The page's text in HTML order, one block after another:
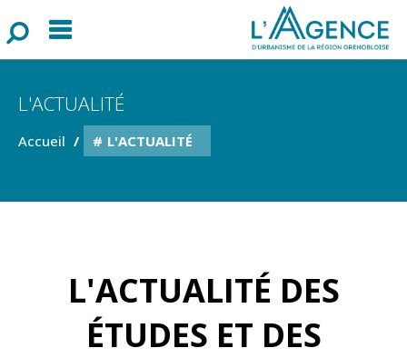
Menu
L'ACTUALITÉ
Accueil L'ACTUALITÉ
L'ACTUALITÉ DES
ÉTUDES ET DES